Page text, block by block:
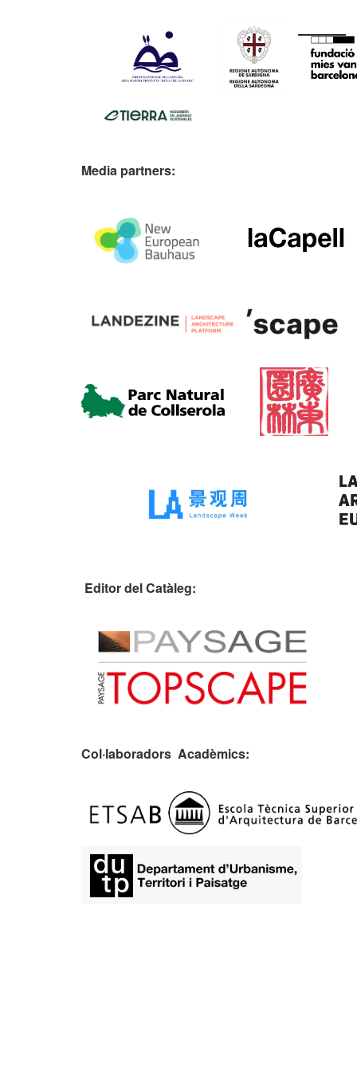
Media partners:
Editor del Catàleg:
Col·laboradors Acadèmics: